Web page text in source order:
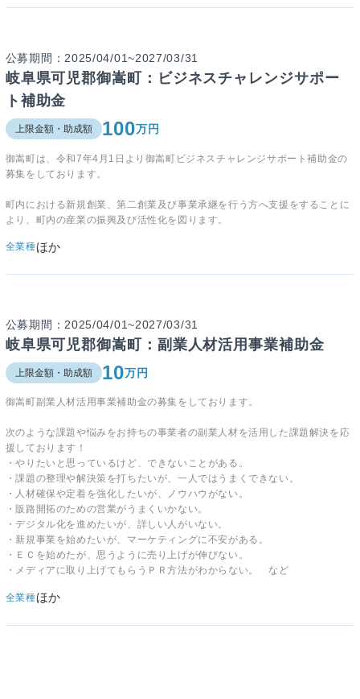
公募期間：2025/04/01~2027/03/31
岐阜県可児郡御嵩町：ビジネスチャレンジサポー
ト補助金
上限金額・助成額 100万円
御嵩町は、令和7年4月1日より御嵩町ビジネスチャレンジサポート補助金の
募集をしております。
町内における新規創業、第二創業及び事業承継を行う方へ支援をすることに
より、町内の産業の振興及び活性化を図ります。
全業種ほか
公募期間：2025/04/01~2027/03/31
岐阜県可児郡御嵩町：副業人材活用事業補助金
上限金額・助成額 10万円
御嵩町副業人材活用事業補助金の募集をしております。
次のような課題や悩みをお持ちの事業者の副業人材を活用した課題解決を応
援しております！
・やりたいと思っているけど、できないことがある。
・課題の整理や解決策を打ちたいが、一人ではうまくできない。
・人材確保や定着を強化したいが、ノウハウがない。
・販路開拓のための営業がうまくいかない。
・デジタル化を進めたいが、詳しい人がいない。
・新規事業を始めたいが、マーケティングに不安がある。
・ＥＣを始めたが、思うように売り上げが伸びない。
・メディアに取り上げてもらうＰＲ方法がわからない。 など
全業種ほか